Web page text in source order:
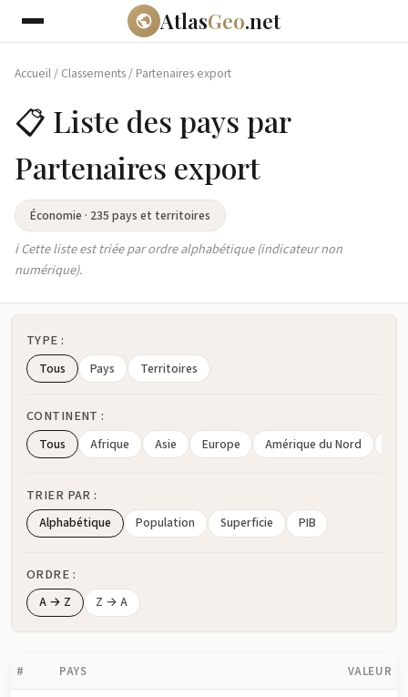
AtlasGeo.net
Accueil/ Classements/ Partenaires export
📋 Liste des pays par
Partenaires export
Économie · 235 pays et territoires
ℹ️ Cette liste est triée par ordre alphabétique (indicateur non
numérique).
TYPE :
Tous Pays Territoires
CONTINENT :
Tous Afrique Asie Europe Amérique du Nord
TRIER PAR :
Alphabétique Population Superficie PIB
ORDRE :
A → Z Z → A
# PAYS VALEUR